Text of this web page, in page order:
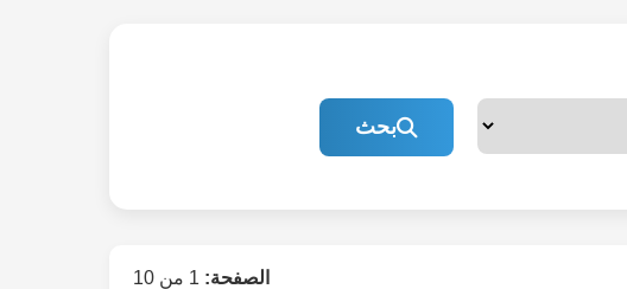
بحث
الصفحة: